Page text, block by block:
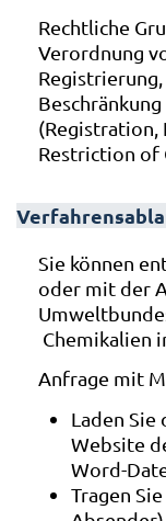
Rechtliche
Verordnung
(Registration,
Restriction of
Sie können
oder mit der
Chemikalien
Anfrage mit
Laden
Website
Word-
Tragen